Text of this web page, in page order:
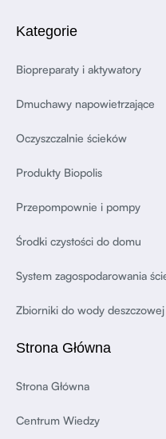
Kategorie
Biopreparaty i aktywatory
Dmuchawy napowietrzające
Oczyszczalnie ścieków
Produkty Biopolis
Przepompownie i pompy
Środki czystości do domu
System zagospodarowania
Zbiorniki do wody deszczowej
Strona Główna
Strona Główna
Centrum Wiedzy